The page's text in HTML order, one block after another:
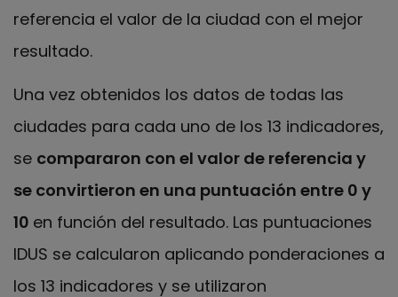
referencia el valor de la ciudad con el mejor
resultado.
Una vez obtenidos los datos de todas las
ciudades para cada uno de los 13 indicadores,
se compararon con el valor de referencia y
se convirtieron en una puntuación entre 0 y
10 en función del resultado. Las puntuaciones
IDUS se calcularon aplicando ponderaciones a
los 13 indicadores y se utilizaron